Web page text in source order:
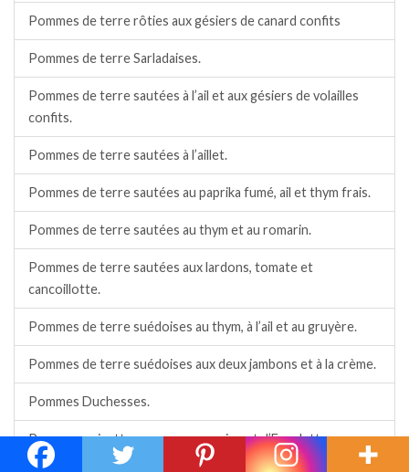
Pommes de terre rôties aux gésiers de canard confits
Pommes de terre Sarladaises.
Pommes de terre sautées à l’ail et aux gésiers de volailles
confits.
Pommes de terre sautées à l’aillet.
Pommes de terre sautées au paprika fumé, ail et thym frais.
Pommes de terre sautées au thym et au romarin.
Pommes de terre sautées aux lardons, tomate et
cancoillotte.
Pommes de terre suédoises au thym, à l’ail et au gruyère.
Pommes de terre suédoises aux deux jambons et à la crème.
Pommes Duchesses.
Pommes noisettes avec ou sans piment d’Espelette.